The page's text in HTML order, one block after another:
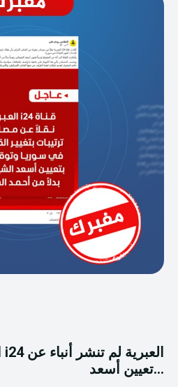
تعيين أسعد...